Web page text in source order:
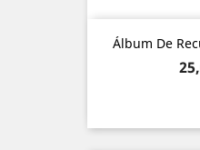
Álbum De